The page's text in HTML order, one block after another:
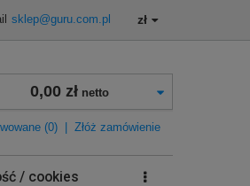
sklep@guru.com.pl zł
0,00 złnetto
(0) Złóż zamówienie
/ cookies